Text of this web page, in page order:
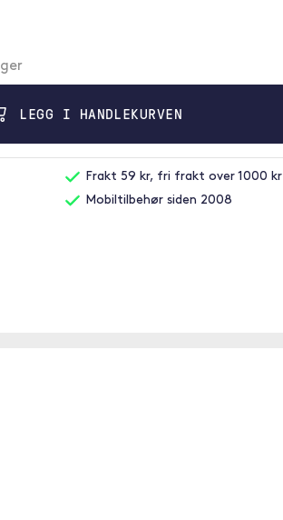
LEGG I HANDLEKURVEN
Frakt 59 kr, fri frakt over 1000 kr
Mobiltilbehør siden 2008